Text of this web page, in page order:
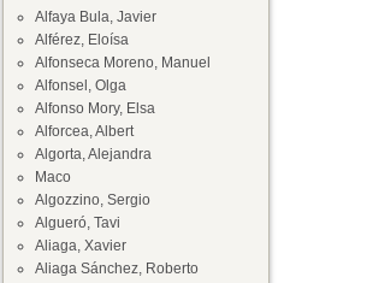
Alfaya Bula, Javier
Alférez, Eloísa
Alfonseca Moreno, Manuel
Alfonsel, Olga
Alfonso Mory, Elsa
Alforcea, Albert
Algorta, Alejandra
Maco
Algozzino, Sergio
Algueró, Tavi
Aliaga, Xavier
Aliaga Sánchez, Roberto